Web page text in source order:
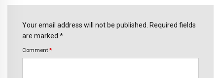
Your email address will not be published. Required fields
are marked *
Comment *